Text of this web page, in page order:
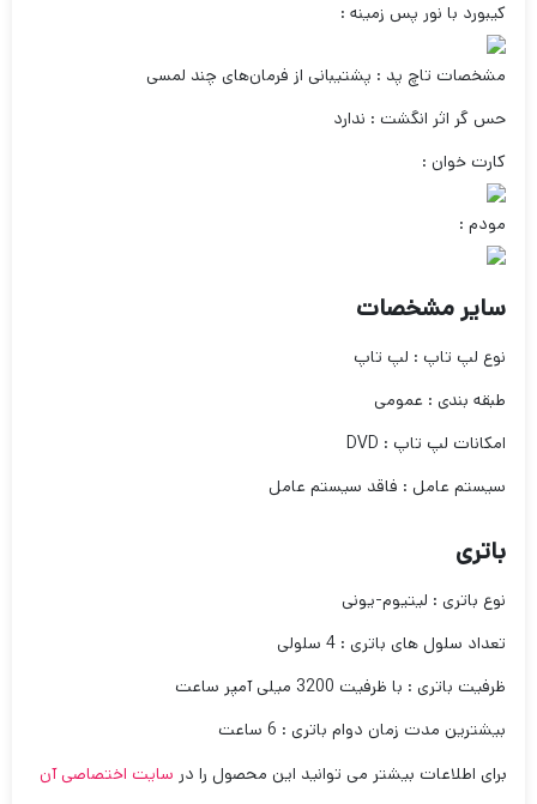
کیبورد با نور پس زمینه :
مشخصات تاچ پد : پشتیبانی از فرمان‌های چند لمسی
حس گر اثر انگشت : ندارد
کارت خوان :
مودم :
سایر مشخصات
نوع لپ تاپ : لپ تاپ
طبقه بندی : عمومی
امکانات لپ تاپ : DVD
سیستم عامل : فاقد سیستم عامل
باتری
نوع باتری : لیتیوم-یونی
تعداد سلول های باتری : 4 سلولی
ظرفیت باتری : با ظرفیت 3200 میلی آمپر ساعت
بیشترین مدت زمان دوام باتری : 6 ساعت
برای اطلاعات بیشتر می توانید این محصول را در سایت اختصاصی آن